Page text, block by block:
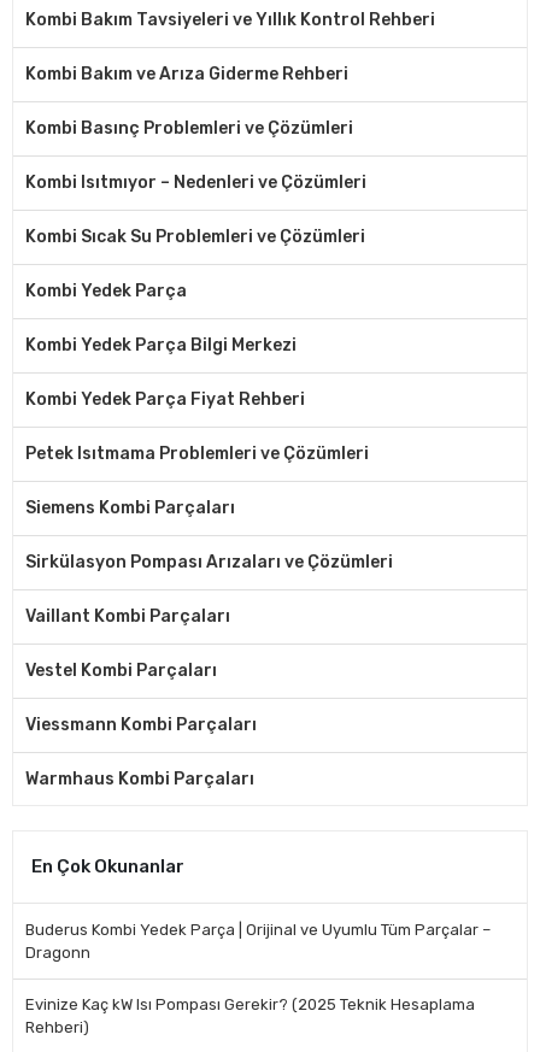
Kombi Bakım Tavsiyeleri ve Yıllık Kontrol Rehberi
Kombi Bakım ve Arıza Giderme Rehberi
Kombi Basınç Problemleri ve Çözümleri
Kombi Isıtmıyor – Nedenleri ve Çözümleri
Kombi Sıcak Su Problemleri ve Çözümleri
Kombi Yedek Parça
Kombi Yedek Parça Bilgi Merkezi
Kombi Yedek Parça Fiyat Rehberi
Petek Isıtmama Problemleri ve Çözümleri
Siemens Kombi Parçaları
Sirkülasyon Pompası Arızaları ve Çözümleri
Vaillant Kombi Parçaları
Vestel Kombi Parçaları
Viessmann Kombi Parçaları
Warmhaus Kombi Parçaları
En Çok Okunanlar
Buderus Kombi Yedek Parça | Orijinal ve Uyumlu Tüm Parçalar –
Dragonn
Evinize Kaç kW Isı Pompası Gerekir? (2025 Teknik Hesaplama
Rehberi)